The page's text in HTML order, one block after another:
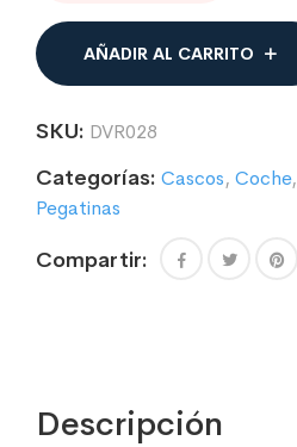
MOD.02
cantidadAÑADIR AL CARRITO
SKU: DVR028
Categorías: Cascos, Coche,
Pegatinas
Compartir:
Descripción